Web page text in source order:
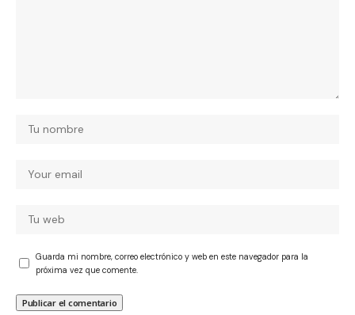
Guarda mi nombre, correo electrónico y web en este navegador para la
próxima vez que comente.